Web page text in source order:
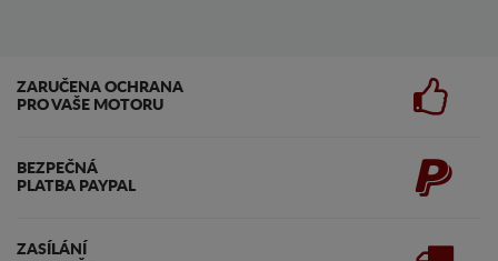
ZARUČENA OCHRANA
PRO VAŠE MOTORU
BEZPEČNÁ
PLATBA PAYPAL
ZASÍLÁNÍ